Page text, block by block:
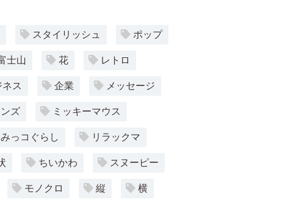
スタイリッシュ ポップ
士山 花 レトロ
ネス 企業 メッセージ
ズ ミッキーマウス
っコぐらし リラックマ
ちいかわ スヌーピー
モノクロ 縦 横